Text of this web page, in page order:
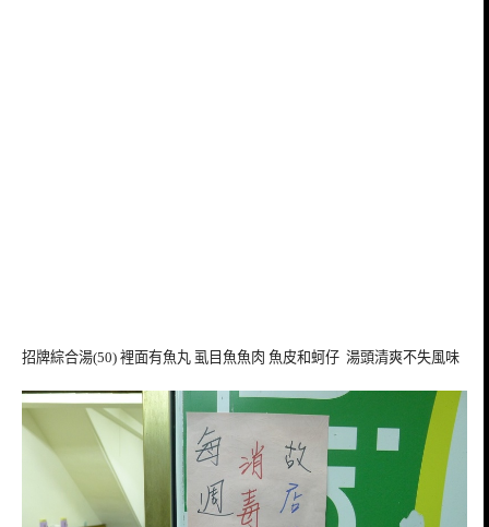
招牌綜合湯(50) 裡面有魚丸 虱目魚魚肉 魚皮和蚵仔 湯頭清爽不失風味